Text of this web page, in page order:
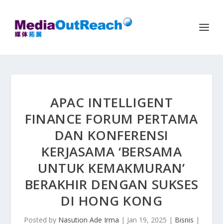
APAC INTELLIGENT
FINANCE FORUM PERTAMA
DAN KONFERENSI
KERJASAMA ‘BERSAMA
UNTUK KEMAKMURAN’
BERAKHIR DENGAN SUKSES
DI HONG KONG
Posted by Nasution Ade Irma | Jan 19, 2025 | Bisnis |